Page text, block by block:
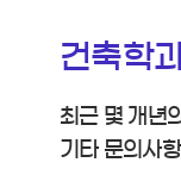
건축학
최근 몇 개년
기타 문의사